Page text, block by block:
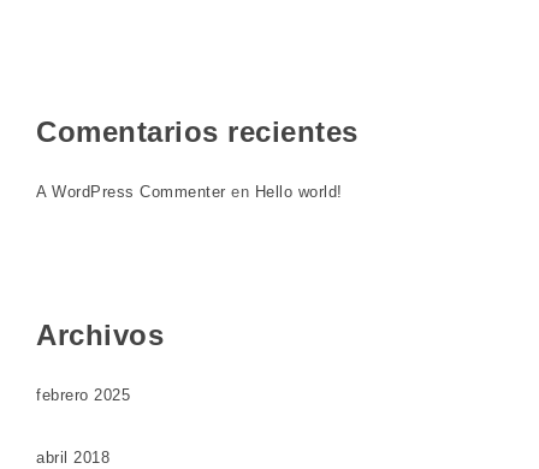
Comentarios recientes
A WordPress Commenter en Hello world!
Archivos
febrero 2025
abril 2018